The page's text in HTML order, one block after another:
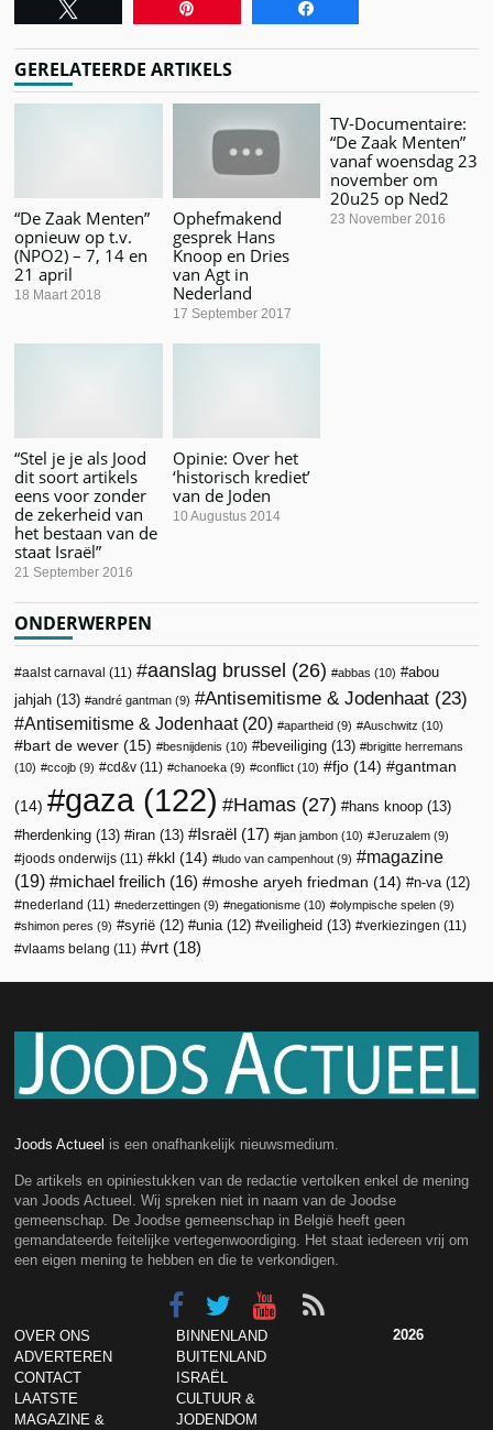
GERELATEERDE ARTIKELS
“De Zaak Menten”
opnieuw op t.v.
(NPO2) – 7, 14 en
21 april
18 Maart 2018
Ophefmakend
gesprek Hans
Knoop en Dries
van Agt in
Nederland
17 September 2017
TV-Documentaire:
“De Zaak Menten”
vanaf woensdag 23
november om
20u25 op Ned2
23 November 2016
“Stel je je als Jood
dit soort artikels
eens voor zonder
de zekerheid van
het bestaan van de
staat Israël”
21 September 2016
Opinie: Over het
‘historisch krediet’
van de Joden
10 Augustus 2014
ONDERWERPEN
aalst carnaval (11) aanslag brussel (26) abbas (10)
abou
jahjah (13) andré gantman (9) Antisemitisme & Jodenhaat (23)
Antisemitisme & Jodenhaat(20) apartheid (9) Auschwitz (10)
bart de wever (15) besnijdenis (10) beveiliging (13)
brigitte herremans
(10)
ccojb (9) cd&v (11) chanoeka (9) conflict (10) fjo (14) gantman
(14) gaza(122) Hamas (27) hans knoop (13)
herdenking (13) iran (13) Israël (17) jan jambon (10) Jeruzalem (9)
joods onderwijs (11) kkl (14) ludo van campenhout (9)
magazine
(19)
michael freilich (16) moshe aryeh friedman (14) n-va(12)
nederland (11) nederzettingen (9) negationisme (10) olympische spelen (9)
shimon peres (9) syrië (12) unia(12) veiligheid (13) verkiezingen (11)
vlaams belang (11) vrt (18)
Joods Actueel is een onafhankelijk nieuwsmedium.
De artikels en opiniestukken van de redactie vertolken enkel de mening
van Joods Actueel. Wij spreken niet in naam van de Joodse
gemeenschap. De Joodse gemeenschap in België heeft geen
gemandateerde feitelijke vertegenwoordiging. Het staat iedereen vrij om
een eigen mening te hebben en die te verkondigen.
OVER ONS
ADVERTEREN
CONTACT
LAATSTE
MAGAZINE &
BINNENLAND
BUITENLAND
ISRAËL
CULTUUR &
JODENDOM
2026